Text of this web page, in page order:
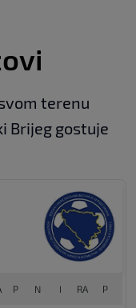
terenu
Brijeg gostuje
P N I RA P